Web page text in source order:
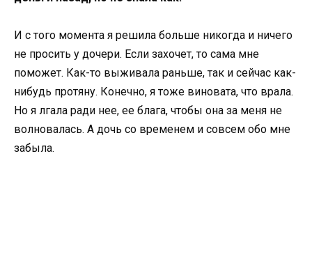
И с того момента я решила больше никогда и ничего
не просить у дочери. Если захочет, то сама мне
поможет. Как-то выживала раньше, так и сейчас как-
нибудь протяну. Конечно, я тоже виновата, что врала.
Но я лгала ради нее, ее блага, чтобы она за меня не
волновалась. А дочь со временем и совсем обо мне
забыла.